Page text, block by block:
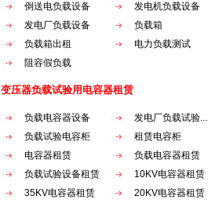
倒送电负载设备
发电机负载设备
发电厂负载设备
负载箱
负载箱出租
电力负载测试
阻容假负载
变压器负载试验用电容器租赁
负载电容器设备
发电厂负载试验...
负载试验电容柜
租赁电容柜
电容器租赁
负载电容器租赁
负载试验设备租赁
10KV电容器租赁
35KV电容器租赁
20KV电容器租赁